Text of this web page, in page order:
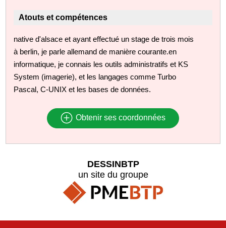
Atouts et compétences
native d'alsace et ayant effectué un stage de trois mois
à berlin, je parle allemand de manière courante.en
informatique, je connais les outils administratifs et KS
System (imagerie), et les langages comme Turbo
Pascal, C-UNIX et les bases de données.
Obtenir ses coordonnées
DESSINBTP
un site du groupe